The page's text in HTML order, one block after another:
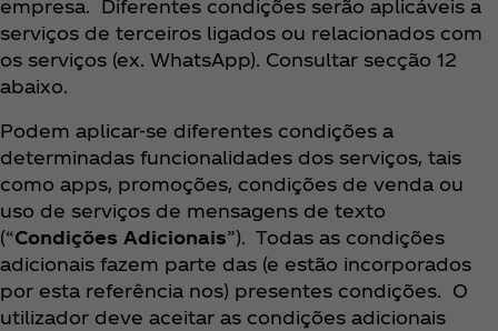
empresa. Diferentes condições serão aplicáveis a
serviços de terceiros ligados ou relacionados com
os serviços (ex. WhatsApp). Consultar secção 12
abaixo.
Podem aplicar-se diferentes condições a
determinadas funcionalidades dos serviços, tais
como apps, promoções, condições de venda ou
uso de serviços de mensagens de texto
(“Condições Adicionais”). Todas as condições
adicionais fazem parte das (e estão incorporados
por esta referência nos) presentes condições. O
utilizador deve aceitar as condições adicionais